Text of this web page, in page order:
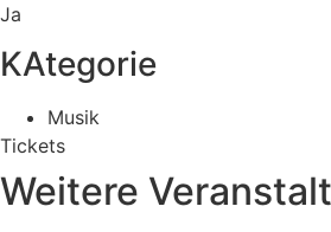
Ja
KAtegorie
Musik
Tickets
Weitere